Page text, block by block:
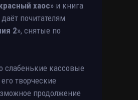
хаос» и книга
почитателям
2», снятые по
слабенькие кассовые
творческие
продолжение